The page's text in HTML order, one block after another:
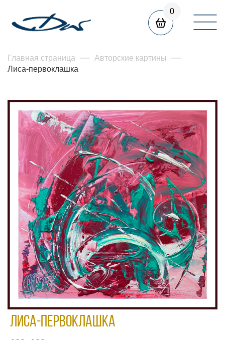
0
Главная страница
Авторские картины
Лиса-первоклашка
Лиса-первоклашка